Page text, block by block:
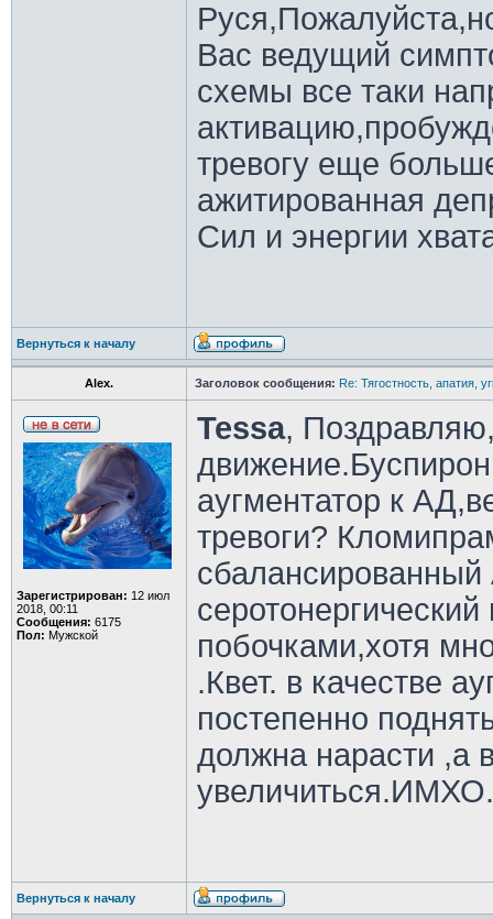
Вас ведущий
схемы все таки
тревогу еще
ажитированная
Сил и энергии
Вернуться к началу
Alex. Заголовок сообщения: Re: Тягостность, апатия,
Зарегистрирован: 12 июл
2018, 00:11
Сообщения: 6175
Пол: Мужской
Tessa,
аугментатор к
тревоги?
побочками,хотя
.Квет. в качестве
постепенно
должна нарасти ,а
увеличиться.ИМХО.
Вернуться к началу